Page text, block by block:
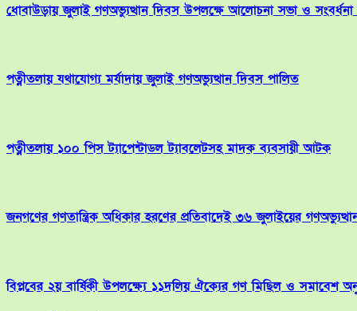
ধোবাউড়ায় জুলাই গণঅভ্যুত্থান দিবস উপলক্ষে আলোচনা সভা ও সংবর্ধনা
পত্নীতলায় যথাযোগ্য মর্যাদায় জুলাই গণঅভ্যুত্থান দিবস পালিত
পত্নীতলায় ১০০ পিস ট্যাপেন্টাডল ট্যাবলেটসহ মাদক ব্যবসায়ী আটক
জনগণের গণতান্ত্রিক অধিকার হরণের প্রতিবাদেই ৩৬ জুলাইয়ের
বিপ্লবের ২য় বার্ষিকী উপলক্ষ্যে ১১দলিয় ঐক্যের গণ মিছিল ও সমাবেশ